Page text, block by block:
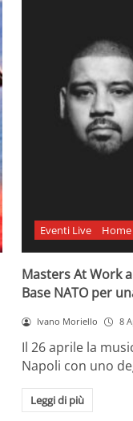
Eventi Live Home
Masters At Work
Base NATO per
Ivano Moriello 8
Il 26 aprile la
Napoli con uno
Leggi di più